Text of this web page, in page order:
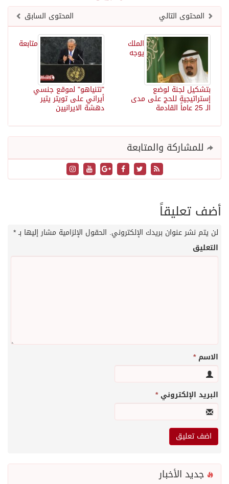
المحتوى السابق
المحتوى التالي
متابعة
"نتنياهو" لموقع جنسي
أيراني على تويتر يثير
دهشة الايرانيين
الملك
يوجه
بتشكيل لجنة لوضع
إستراتيجية للحج على مدى
الـ 25 عاماً القادمة
للمشاركة والمتابعة
أضف تعليقاً
لن يتم نشر عنوان بريدك الإلكتروني. الحقول الإلزامية مشار إليها بـ*
التعليق
الاسم*
البريد الإلكتروني*
جديد الأخبار